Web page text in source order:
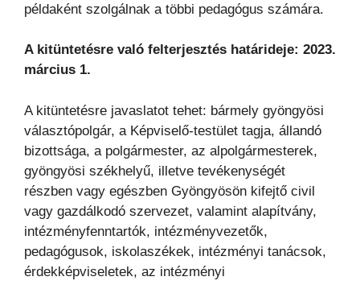
példaként szolgálnak a többi pedagógus számára.
A kitüntetésre való felterjesztés határideje: 2023.
március 1.
A kitüntetésre javaslatot tehet: bármely gyöngyösi
választópolgár, a Képviselő-testület tagja, állandó
bizottsága, a polgármester, az alpolgármesterek,
gyöngyösi székhelyű, illetve tevékenységét
részben vagy egészben Gyöngyösön kifejtő civil
vagy gazdálkodó szervezet, valamint alapítvány,
intézményfenntartók, intézményvezetők,
pedagógusok, iskolaszékek, intézményi tanácsok,
érdekképviseletek, az intézményi